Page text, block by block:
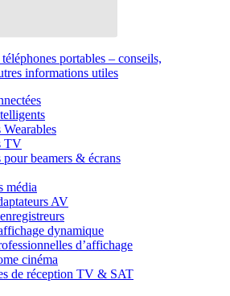
portables – conseils,
informations utiles
Wearables
TV
pour beamers & écrans
média
AV
dynamique
d’affichage
cinéma
de réception TV & SAT